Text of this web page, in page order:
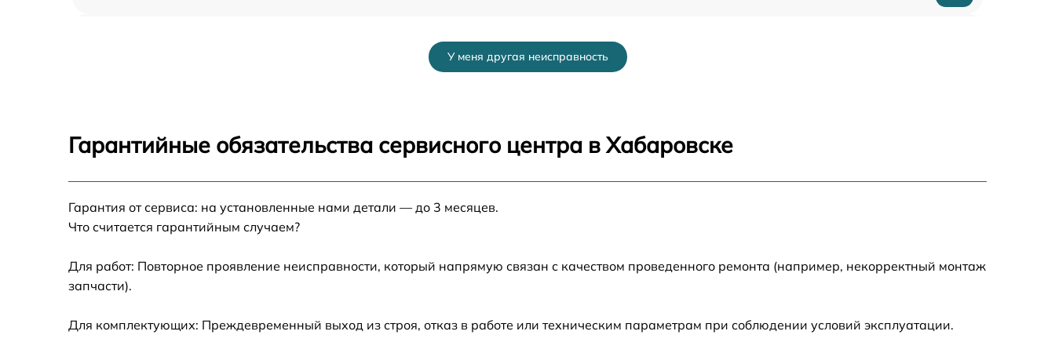
Замена балластера Optoma H116
H116
У меня другая неисправность
Гарантийные обязательства сервисного центра в Хабаровске
Гарантия от сервиса: на установленные нами детали — до 3 месяцев.
Что считается гарантийным случаем?
Для работ: Повторное проявление неисправности, который напрямую связан с качеством проведенного ремонта (например, некорректный монтаж
запчасти).
Для комплектующих: Преждевременный выход из строя, отказ в работе или техническим параметрам при соблюдении условий эксплуатации.